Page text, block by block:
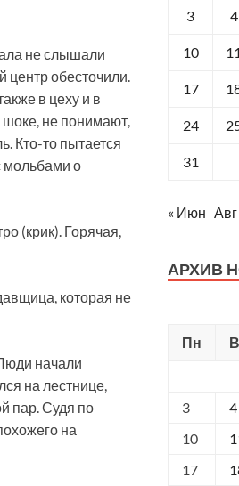
не слышали
центр обесточили.
в цеху и в
шоке, не понимают,
Кто-то пытается
мольбами о
(крик). Горячая,
которая не
начали
на лестнице,
пар. Судя по
на
3 4
10 11
17
24
31
« Июн Авг
АРХИВ
Пн
3
4
10
17